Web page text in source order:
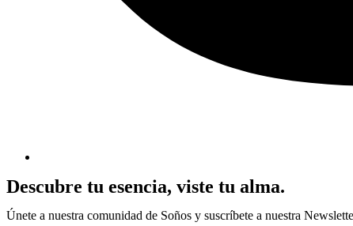
Descubre tu esencia, viste tu alma.
Únete a nuestra comunidad de Soños y suscríbete a nuestra